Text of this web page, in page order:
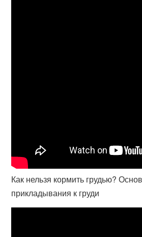
Как нельзя кормить грудью?
прикладывания к груди